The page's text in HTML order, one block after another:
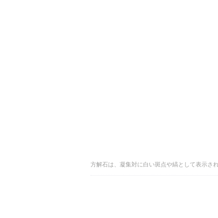
方解石は、凝集対に白い斑点や縞として表示さ